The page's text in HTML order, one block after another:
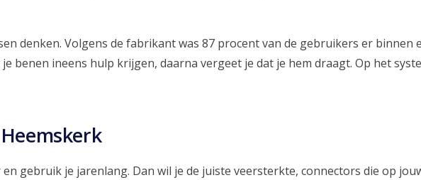
denken. Volgens de fabrikant was 87 procent van de gebruikers er binnen
benen ineens hulp krijgen, daarna vergeet je dat je hem draagt. Op het
gebruik je jarenlang. Dan wil je de juiste veersterkte, connectors die op